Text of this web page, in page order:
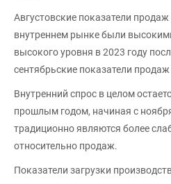
Августовские показатели
внутреннем рынке были
высокого уровня в 2023 году
сентябрьские показатели
Внутренний спрос в целом
прошлым годом, начиная с
традиционно являются более
относительно продаж.
Показатели загрузки